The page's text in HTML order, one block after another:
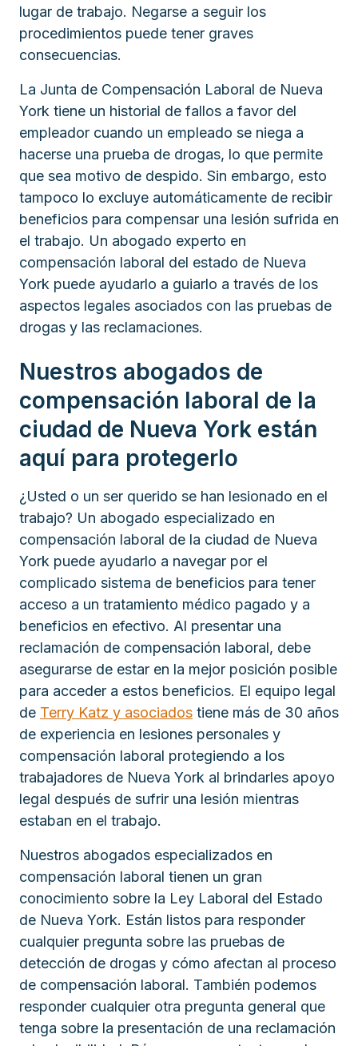
lugar de trabajo. Negarse a seguir los
procedimientos puede tener graves
consecuencias.
La Junta de Compensación Laboral de Nueva
York tiene un historial de fallos a favor del
empleador cuando un empleado se niega a
hacerse una prueba de drogas, lo que permite
que sea motivo de despido. Sin embargo, esto
tampoco lo excluye automáticamente de recibir
beneficios para compensar una lesión sufrida en
el trabajo. Un abogado experto en
compensación laboral del estado de Nueva
York puede ayudarlo a guiarlo a través de los
aspectos legales asociados con las pruebas de
drogas y las reclamaciones.
Nuestros abogados de
compensación laboral de la
ciudad de Nueva York están
aquí para protegerlo
¿Usted o un ser querido se han lesionado en el
trabajo? Un abogado especializado en
compensación laboral de la ciudad de Nueva
York puede ayudarlo a navegar por el
complicado sistema de beneficios para tener
acceso a un tratamiento médico pagado y a
beneficios en efectivo. Al presentar una
reclamación de compensación laboral, debe
asegurarse de estar en la mejor posición posible
para acceder a estos beneficios. El equipo legal
de Terry Katz y asociados tiene más de 30 años
de experiencia en lesiones personales y
compensación laboral protegiendo a los
trabajadores de Nueva York al brindarles apoyo
legal después de sufrir una lesión mientras
estaban en el trabajo.
Nuestros abogados especializados en
compensación laboral tienen un gran
conocimiento sobre la Ley Laboral del Estado
de Nueva York. Están listos para responder
cualquier pregunta sobre las pruebas de
detección de drogas y cómo afectan al proceso
de compensación laboral. También podemos
responder cualquier otra pregunta general que
tenga sobre la presentación de una reclamación